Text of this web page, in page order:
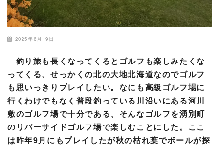
2025年6月19日
釣り旅も長くなってくるとゴルフも楽しみたくな
ってくる、せっかくの北の大地北海道なのでゴルフ
も思いっきりプレイしたい。なにも高級ゴルフ場に
行くわけでもなく普段釣っている川沿いにある河川
敷のゴルフ場で十分である、そんなゴルフを湧別町
のリバーサイドゴルフ場で楽しむことにした。ここ
は昨年9月にもプレイしたが秋の枯れ葉でボールが探